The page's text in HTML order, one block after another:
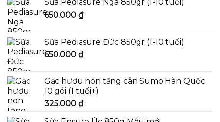
Sữa Pediasure Nga 850gr (1-10 tuổi)
650.000 ₫
Sữa Pediasure Đức 850gr (1-10 tuổi)
650.000 ₫
Gạc hươu non tăng cân Sumo Hàn Quốc
10 gói (1 tuổi+)
325.000 ₫